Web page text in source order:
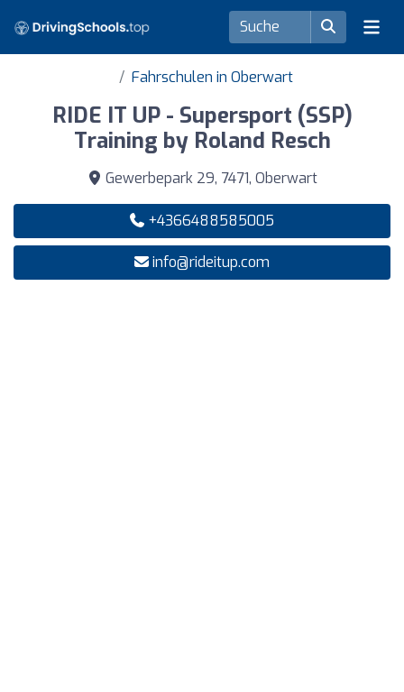
Fahrschulen in Oberwart
RIDE IT UP - Supersport (SSP)
Training by Roland Resch
Gewerbepark 29, 7471, Oberwart
+4366488585005
info@rideitup.com